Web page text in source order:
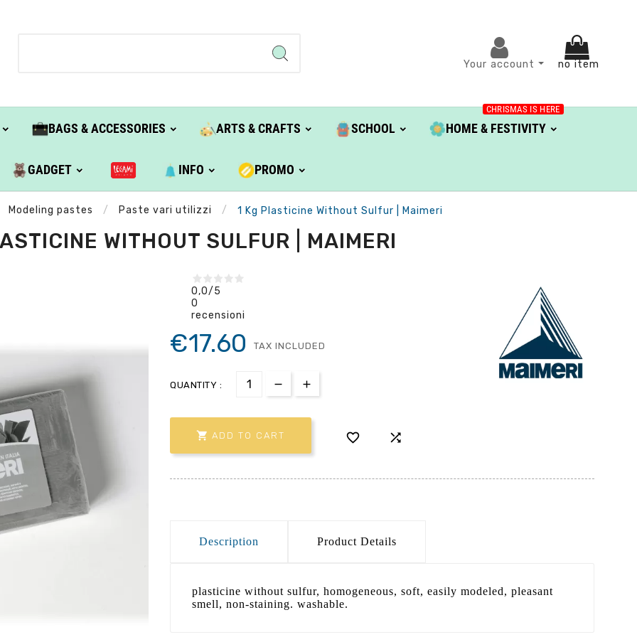
Your account no item
BAGS & ACCESSORIES ARTS & CRAFTS SCHOOL HOME & FESTIVITY
CHRISMAS IS HERE
GADGET INFO PROMO
Modeling pastes Paste vari utilizzi 1 Kg Plasticine Without Sulfur | Maimeri
WITHOUT SULFUR | MAIMERI
0,0/5
0
recensioni
€17.60 TAX INCLUDED
QUANTITY :
 ADD TO CART  
Description Product Details
plasticine without sulfur, homogeneous, soft, easily modeled, pleasant
smell, non-staining. washable.